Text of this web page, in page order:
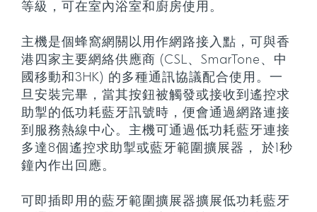
等級，可在室內浴室和廚房使用。
主機是個蜂窩網關以用作網路接入點，可與香
港四家主要網絡供應商 (CSL、SmarTone、中
國移動和3HK) 的多種通訊協議配合使用。一
旦安裝完畢，當其按鈕被觸發或接收到遙控求
助掣的低功耗藍牙訊號時，便會通過網路連接
到服務熱線中心。主機可通過低功耗藍牙連接
多達8個遙控求助掣或藍牙範圍擴展器， 於1秒
鐘內作出回應。
可即插即用的藍牙範圍擴展器擴展低功耗藍牙